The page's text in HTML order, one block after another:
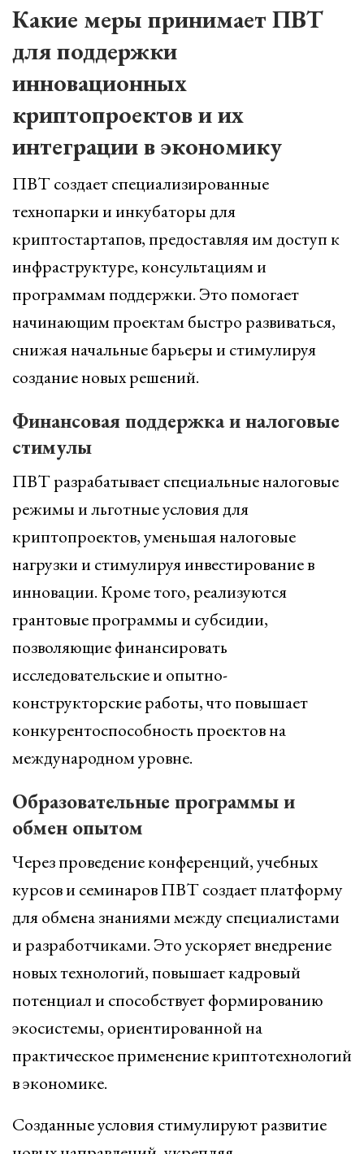
Какие меры принимает ПВТ
для поддержки
инновационных
криптопроектов и их
интеграции в экономику
ПВТ создает специализированные
технопарки и инкубаторы для
криптостартапов, предоставляя им доступ к
инфраструктуре, консультациям и
программам поддержки. Это помогает
начинающим проектам быстро развиваться,
снижая начальные барьеры и стимулируя
создание новых решений.
Финансовая поддержка и налоговые
стимулы
ПВТ разрабатывает специальные налоговые
режимы и льготные условия для
криптопроектов, уменьшая налоговые
нагрузки и стимулируя инвестирование в
инновации. Кроме того, реализуются
грантовые программы и субсидии,
позволяющие финансировать
исследовательские и опытно-
конструкторские работы, что повышает
конкурентоспособность проектов на
международном уровне.
Образовательные программы и
обмен опытом
Через проведение конференций, учебных
курсов и семинаров ПВТ создает платформу
для обмена знаниями между специалистами
и разработчиками. Это ускоряет внедрение
новых технологий, повышает кадровый
потенциал и способствует формированию
экосистемы, ориентированной на
практическое применение криптотехнологий
в экономике.
Созданные условия стимулируют развитие